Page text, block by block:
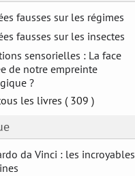
fausses sur les régimes
fausses sur les insectes
sensorielles : La face
de notre empreinte
?
les livres ( 309 )
da Vinci : les incroyables